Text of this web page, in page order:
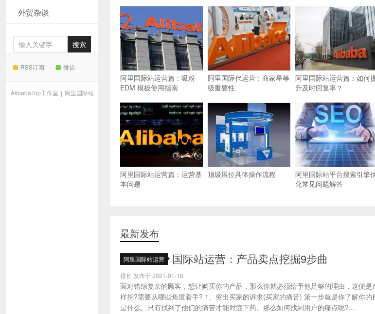
外贸杂谈
RSS订阅 微信
AlibabaTop工作室 | 阿里国际站
阿里国际站运营篇：吸粉
EDM 模板使用指南
阿里国际代运营：商家星等
级重要性
阿里国际站运营篇：如何
升及时回复率？
阿里国际站运营篇：运营基
本问题
顶级展位具体操作流程
阿里国际站平台搜索引擎
化常见问题解答
最新发布
阿里国际站运营 国际站运营：产品卖点挖掘9步曲
排长 发布于 2021-01-18
面对错综复杂的顾客，想让购买你的产品，那么你就必须给予他足够的理由，这便
样挖?需要从哪些角度着手? 1、突出买家的诉求(买家的痛苦) 第一步就是你了解你
是什么。只有找到了他们的痛苦才能对症下药。那么如何找到用户的痛点呢?...